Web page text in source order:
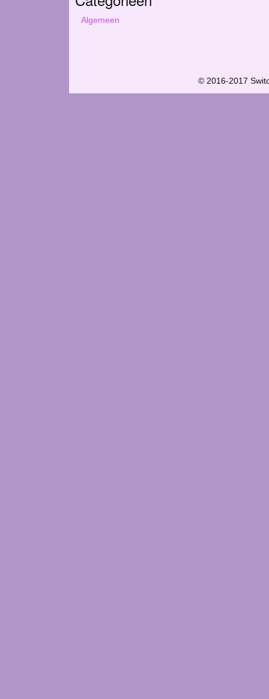
Algemeen
© 2016-2017